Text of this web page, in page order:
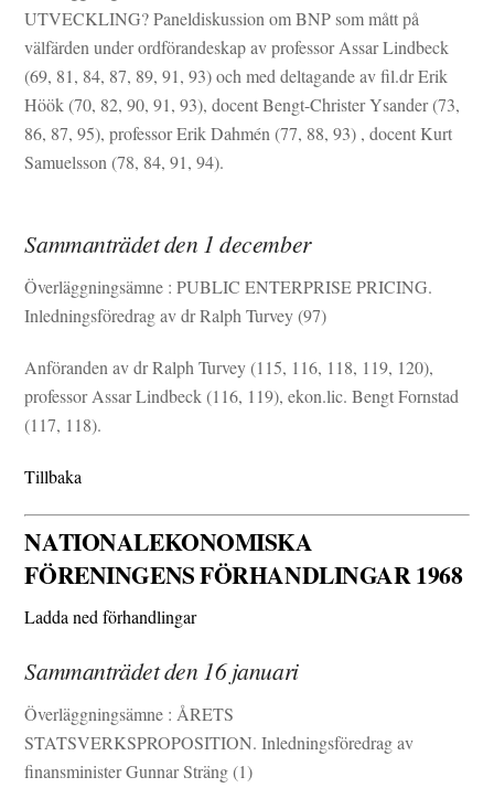
UTVECKLING? Paneldiskussion om BNP som mått på
välfärden under ordförandeskap av professor Assar Lindbeck
(69, 81, 84, 87, 89, 91, 93) och med deltagande av fil.dr Erik
Höök (70, 82, 90, 91, 93), docent Bengt-Christer Ysander (73,
86, 87, 95), professor Erik Dahmén (77, 88, 93) , docent Kurt
Samuelsson (78, 84, 91, 94).
Sammanträdet den 1 december
Överläggningsämne : PUBLIC ENTERPRISE PRICING.
Inledningsföredrag av dr Ralph Turvey (97)
Anföranden av dr Ralph Turvey (115, 116, 118, 119, 120),
professor Assar Lindbeck (116, 119), ekon.lic. Bengt Fornstad
(117, 118).
Tillbaka
NATIONALEKONOMISKA
FÖRENINGENS FÖRHANDLINGAR 1968
Ladda ned förhandlingar
Sammanträdet den 16 januari
Överläggningsämne : ÅRETS
STATSVERKSPROPOSITION. Inledningsföredrag av
finansminister Gunnar Sträng (1)